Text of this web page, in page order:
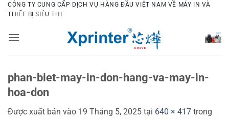
Bỏ
qua
dung
CÔNG TY CUNG CẤP DỊCH VỤ HÀNG ĐẦU VIỆT NAM VỀ MÁY IN VÀ
THIẾT BỊ SIÊU THỊ
phan-biet-may-in-don-hang-va-may-in-
hoa-don
Được xuất bản vào 19 Tháng 5, 2025 tại 640 × 417 trong